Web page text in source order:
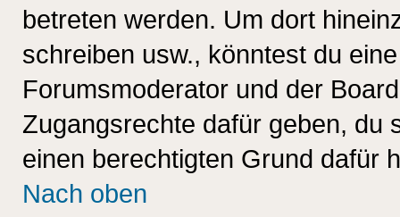
betreten werden. Um dort
schreiben usw., könntest du
Forumsmoderator und der
Zugangsrechte dafür geben, du
einen berechtigten Grund dafür
Nach oben